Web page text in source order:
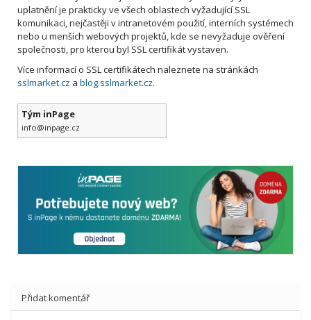
uplatnění je prakticky ve všech oblastech vyžadující SSL
komunikaci, nejčastěji v intranetovém použití, interních systémech
nebo u menších webových projektů, kde se nevyžaduje ověření
společnosti, pro kterou byl SSL certifikát vystaven.
Více informací o SSL certifikátech naleznete na stránkách
sslmarket.cz a blog.sslmarket.cz.
Tým inPage
info@inpage.cz
Přidat komentář